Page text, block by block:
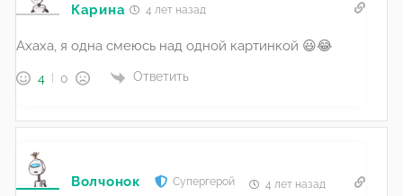
Карина 4 лет назад
Ахаха, я одна смеюсь над одной картинкой 😃😂
4 0 Ответить
Волчонок Супергерой 4 лет назад